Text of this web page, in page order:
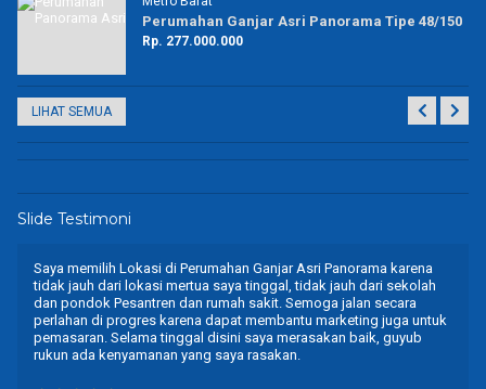
Perumahan Ganjar Asri Panorama Tipe 48/150
Rp. 277.000.000
LIHAT SEMUA
Slide Testimoni
Saya memilih Lokasi di Perumahan Ganjar Asri Panorama karena
tidak jauh dari lokasi mertua saya tinggal, tidak jauh dari sekolah
dan pondok Pesantren dan rumah sakit. Semoga jalan secara
perlahan di progres karena dapat membantu marketing juga untuk
pemasaran. Selama tinggal disini saya merasakan baik, guyub
rukun ada kenyamanan yang saya rasakan.